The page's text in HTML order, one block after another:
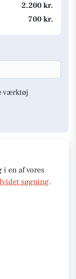
2.200 kr.
700 kr.
værktøj
i en af vores
søgning.